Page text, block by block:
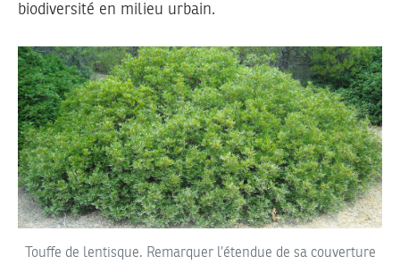
biodiversité en milieu urbain.
Touffe de lentisque. Remarquer l’étendue de sa couverture